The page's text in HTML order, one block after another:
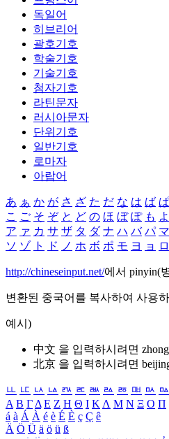
독일어
히브리어
괄호기호
학술기호
기술기호
첨자기호
라틴문자
러시아문자
단위기호
일반기호
로마자
아랍어
あ ぁ か が さ ざ た だ な は ば ぱ
こ ご そ ぞ と ど の ほ ぼ ぽ も よ
ア ァ カ サ ザ タ ダ ナ ハ バ パ マ
ソ ゾ ト ド ノ ホ ボ ポ モ ヨ ョ ロ
http://chineseinput.net/에서 pinyin(
변환된 중국어를 복사하여 사용
예시)
中文 을 입력하시려면
北京 을 입력하시려면
ㅥ ㅦ ㅧ ㅨ ㅩ ㅪ ㅫ ㅬ ㅭ ㅮ ㅯ ㅰ
Α Β ΓΔ Ε Ζ Η Θ Ι ΚΛ Μ Ν Ξ Ο Π
á à Á À é è É È ç Ç ê
Ä Ö Ü ä ö ü ß